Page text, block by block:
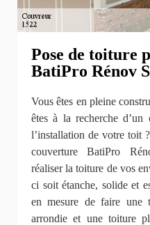
Pose de toiture
BatiPro Rénov
Vous êtes en pleine
êtes à la recherche
l’installation de votre toit
couverture BatiPro
réaliser la toiture de vos
ci soit étanche, solide et
en mesure de faire une
arrondie et une toiture